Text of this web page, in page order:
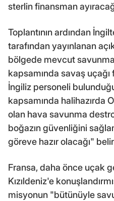
sterlin finansman
Toplantının ardından
tarafından yayınlanan
bölgede mevcut
kapsamında savaş
İngiliz personeli
kapsamında halihazırda
olan hava savunma
boğazın güvenliğini
göreve hazır olacağı"
Fransa, daha önce uçak
Kızıldeniz'e
misyonun "bütünüyle